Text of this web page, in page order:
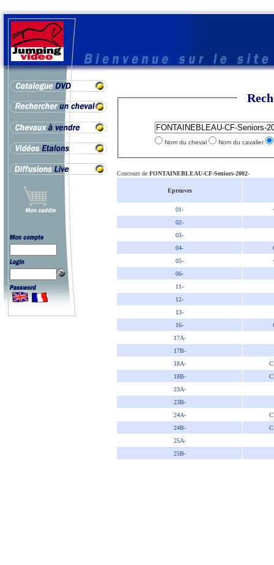
Nom du cheval Nom du cavalier
Concours de FONTAINEBLEAU-CF-Seniors-2002-
Epreuves
01-
02-
03-
04-
05-
06-
11-
12-
13-
16-
17A-
17B-
18A-
18B-
23A-
23B-
24A-
24B-
25A-
25B-